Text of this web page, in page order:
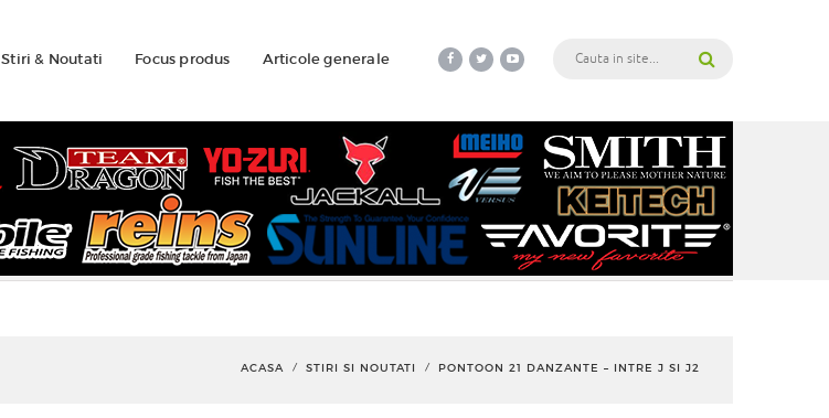
Stiri & Noutati Focus produs Articole generale
ACASA / STIRI SI NOUTATI / PONTOON 21 DANZANTE – INTRE J SI J2